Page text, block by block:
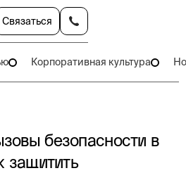
Связаться
Корпоративная культура
безопасности в
защитить